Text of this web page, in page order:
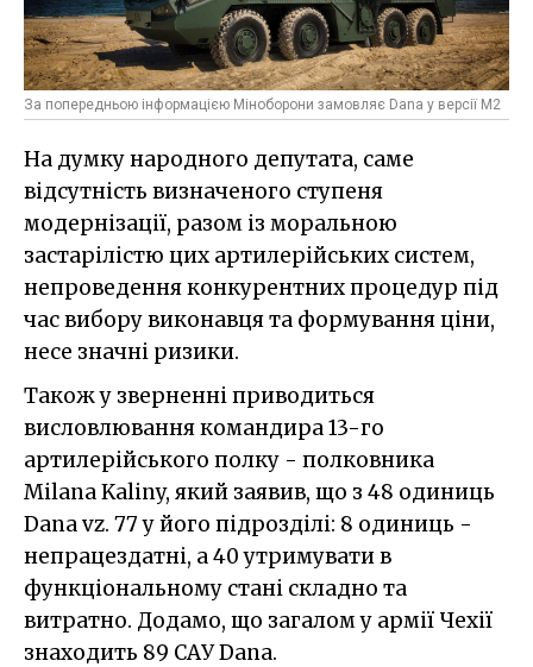
За попередньою інформацією Міноборони замовляє Dana у версії М2
На думку народного депутата, саме
відсутність визначеного ступеня
модернізації, разом із моральною
застарілістю цих артилерійських систем,
непроведення конкурентних процедур під
час вибору виконавця та формування ціни,
несе значні ризики.
Також у зверненні приводиться
висловлювання командира 13-го
артилерійського полку - полковника
Milana Kaliny, який заявив, що з 48 одиниць
Dana vz. 77 у його підрозділі: 8 одиниць -
непрацездатні, а 40 утримувати в
функціональному стані складно та
витратно. Додамо, що загалом у армії Чехії
знаходить 89 САУ Dana.